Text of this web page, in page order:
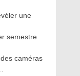
une
semestre
caméras